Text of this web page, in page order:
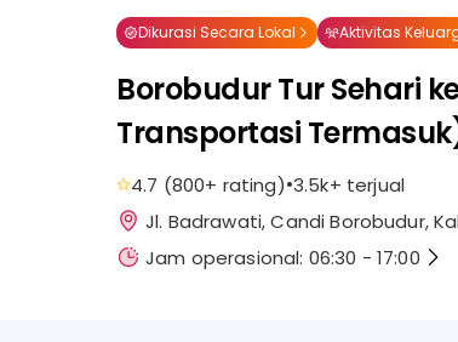
Dikurasi Secara Lokal Aktivitas
Borobudur Tur Sehari
Transportasi
4.7 (800+ rating)•3.5k+ terjual
Jl. Badrawati, Candi Borobudur,
Jam operasional: 06:30 - 17:00